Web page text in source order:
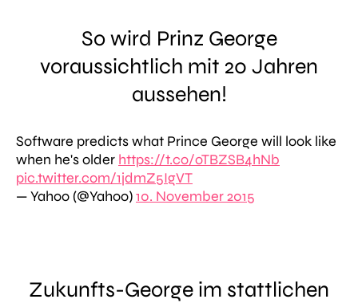
So wird Prinz George
voraussichtlich mit 20 Jahren
aussehen!
Software predicts what Prince George will look like
when he's older https://t.co/oTBZSB4hNb
pic.twitter.com/1jdmZ5IgVT
— Yahoo (@Yahoo)10. November 2015
Zukunfts-George im stattlichen